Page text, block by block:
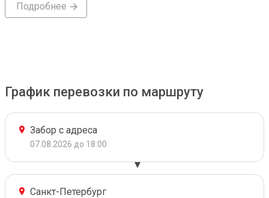
Подробнее
График перевозки по маршруту
Забор с адреса
07.08.2026 до 18:00
Санкт-Петербург